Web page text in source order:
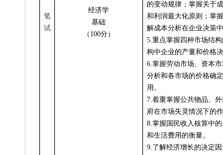
笔
试
经济学
基础
（100分）
的变动规律；掌握关于
和利润最大化原则；掌
解成本分析在企业决策
5.重点掌握四种市场结
构中企业的产量和价格
6.掌握劳动市场、资本
分析和各市场的价格确
用。
7.着重掌握公共物品、
府在市场失灵情况下的
8.掌握国民收入核算中
和生活费用的衡量。
9.了解经济增长的决定